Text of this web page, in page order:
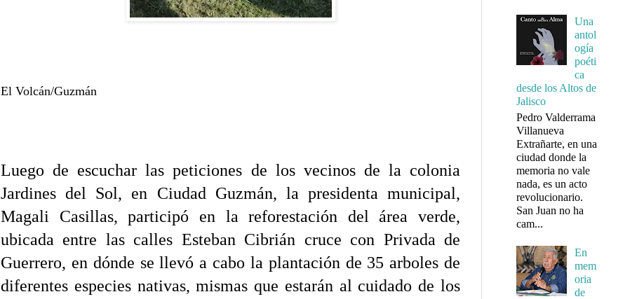
El Volcán/Guzmán
Luego de escuchar las peticiones de los vecinos de la colonia
Jardines del Sol, en Ciudad Guzmán, la presidenta municipal,
Magali Casillas, participó en la reforestación del área verde,
ubicada entre las calles Esteban Cibrián cruce con Privada de
Guerrero, en dónde se llevó a cabo la plantación de 35 arboles de
diferentes especies nativas, mismas que estarán al cuidado de los
Una
antol
ogía
poéti
ca
desde los Altos de
Jalisco
Pedro Valderrama
Villanueva
Extrañarte, en una
ciudad donde la
memoria no vale
nada, es un acto
revolucionario.
San Juan no ha
cam...
En
mem
oria
de